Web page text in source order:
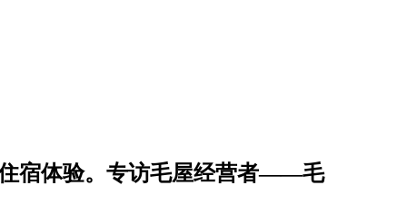
宿体验。专访毛屋经营者——毛